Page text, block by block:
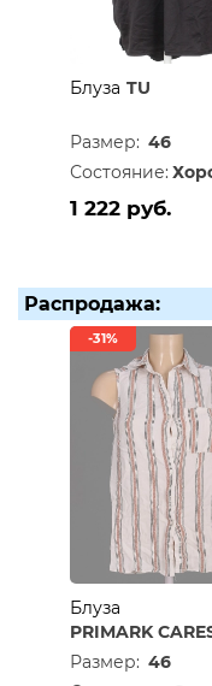
Блуза TU
Размер: 46
Состояние:
1 222 руб.
Распродажа:
-31%
Блуза
PRIMARK
Размер: 46